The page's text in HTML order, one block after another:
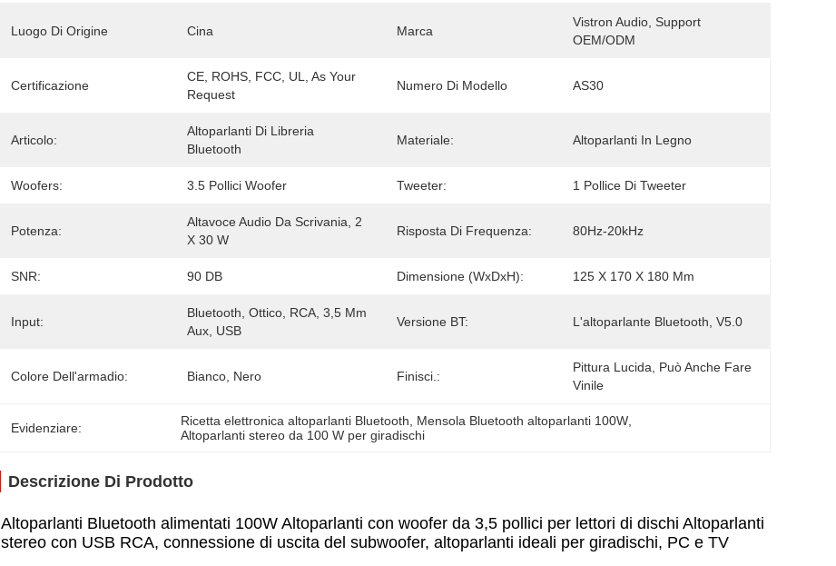
Luogo Di Origine Cina Marca
Vistron Audio, Support
OEM/ODM
Certificazione
CE, ROHS, FCC, UL, As Your
Request
Numero Di Modello AS30
Articolo:
Altoparlanti Di Libreria
Bluetooth
Materiale: Altoparlanti In Legno
Woofers: 3.5 Pollici Woofer Tweeter: 1 Pollice Di Tweeter
Potenza:
Altavoce Audio Da Scrivania, 2
X 30 W
Risposta Di Frequenza: 80Hz-20kHz
SNR: 90 DB Dimensione (WxDxH): 125 X 170 X 180 Mm
Input:
Bluetooth, Ottico, RCA, 3,5 Mm
Aux, USB
Versione BT: L'altoparlante Bluetooth, V5.0
Colore Dell'armadio: Bianco, Nero Finisci.:
Pittura Lucida, Può Anche Fare
Vinile
Evidenziare: Ricetta elettronica altoparlanti Bluetooth Mensola Bluetooth altoparlanti 100W
Altoparlanti stereo da 100 W per giradischi
Descrizione Di Prodotto
Altoparlanti Bluetooth alimentati 100W Altoparlanti con woofer da 3,5 pollici per lettori di dischi Altoparlanti
stereo con USB RCA, connessione di uscita del subwoofer, altoparlanti ideali per giradischi, PC e TV